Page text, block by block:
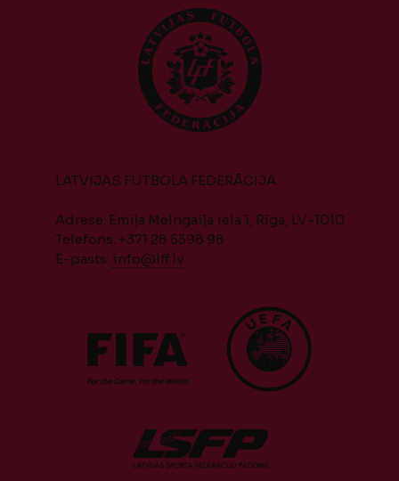
LATVIJAS FUTBOLA FEDERĀCIJA
Adrese: Emiļa Melngaiļa iela 1, Rīga, LV-1010
Telefons: +371 28 5598 98
E-pasts: info@lff.lv